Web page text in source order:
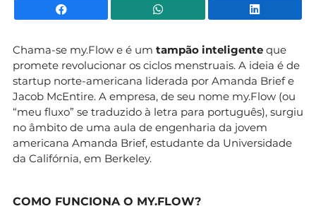
Facebook WhatsApp
Chama-se my.Flow e é um tampão inteligente que
promete revolucionar os ciclos menstruais. A ideia é de
startup norte-americana liderada por Amanda Brief e
Jacob McEntire. A empresa, de seu nome my.Flow (ou
“meu fluxo” se traduzido à letra para português), surgiu
no âmbito de uma aula de engenharia da jovem
americana Amanda Brief, estudante da Universidade
da Califórnia, em Berkeley.
COMO FUNCIONA O MY.FLOW?